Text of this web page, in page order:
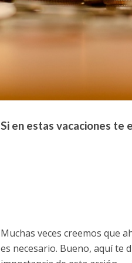
Si en estas vacaciones
Muchas veces creemos que
es necesario. Bueno, aquí